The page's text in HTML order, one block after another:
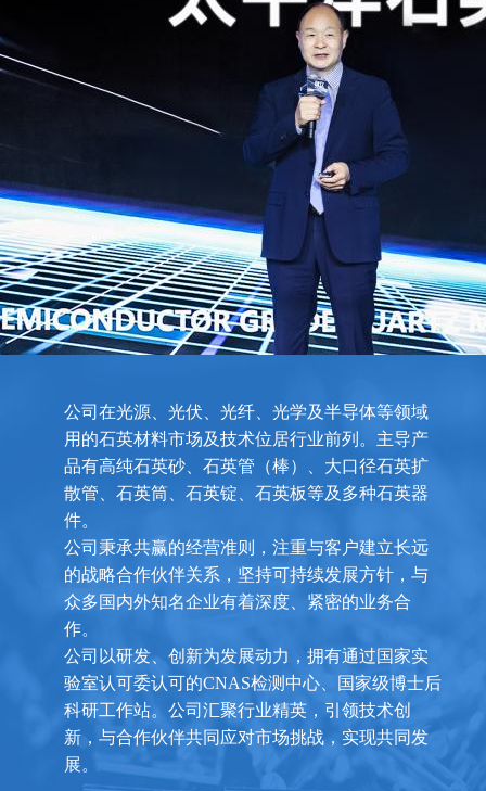
公司在光源、光伏、光纤、光学及半导体等领域
用的石英材料市场及技术位居行业前列。主导产
品有高纯石英砂、石英管（棒）、大口径石英扩
散管、石英筒、石英锭、石英板等及多种石英器
件。
公司秉承共赢的经营准则，注重与客户建立长远
的战略合作伙伴关系，坚持可持续发展方针，与
众多国内外知名企业有着深度、紧密的业务合
作。
公司以研发、创新为发展动力，拥有通过国家实
验室认可委认可的CNAS检测中心、国家级博士后
科研工作站。公司汇聚行业精英，引领技术创
新，与合作伙伴共同应对市场挑战，实现共同发
展。